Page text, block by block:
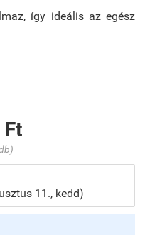
így ideális az egész
Ft
11., kedd)